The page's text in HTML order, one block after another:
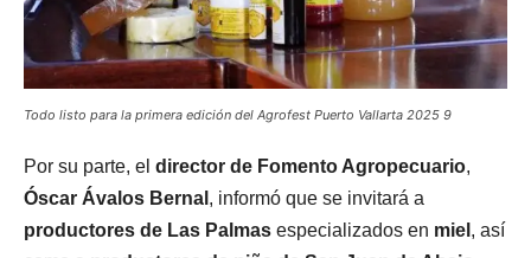
Todo listo para la primera edición del Agrofest Puerto Vallarta 2025 9
Por su parte, el director de Fomento Agropecuario,
Óscar Ávalos Bernal , informó que se invitará a
productores de Las Palmas especializados en miel , así